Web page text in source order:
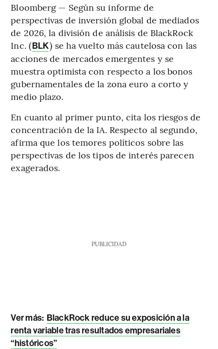
Bloomberg — Según su informe de
perspectivas de inversión global de mediados
de 2026, la división de análisis de BlackRock
Inc. (BLK) se ha vuelto más cautelosa con las
acciones de mercados emergentes y se
muestra optimista con respecto a los bonos
gubernamentales de la zona euro a corto y
medio plazo.
En cuanto al primer punto, cita los riesgos de
concentración de la IA. Respecto al segundo,
afirma que los temores políticos sobre las
perspectivas de los tipos de interés parecen
exagerados.
PUBLICIDAD
Ver más: BlackRock reduce su exposición a la
renta variable tras resultados empresariales
“históricos”